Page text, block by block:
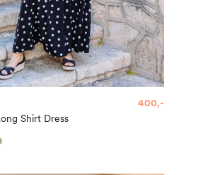
Shirt Dress
400,-